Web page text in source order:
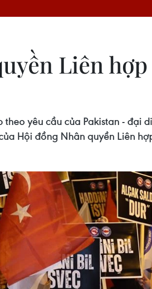
Liên
yêu cầu của Pakistan - đại
Hội đồng Nhân quyền Liên